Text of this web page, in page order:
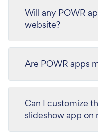
Will any POWR
website?
Are POWR apps
Can I customize
slideshow app on